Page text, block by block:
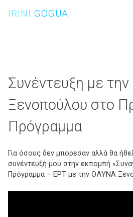
to
IRINI GOGUA
Συνέντευξη με
Ξενοπούλου στο
Πρόγραμμα
Για όσους δεν μπόρεσαν αλλά θα
συνέντευξή μου στην εκπομπή
Πρόγραμμα – ΕΡΤ με την ΟΛΥΝΑ